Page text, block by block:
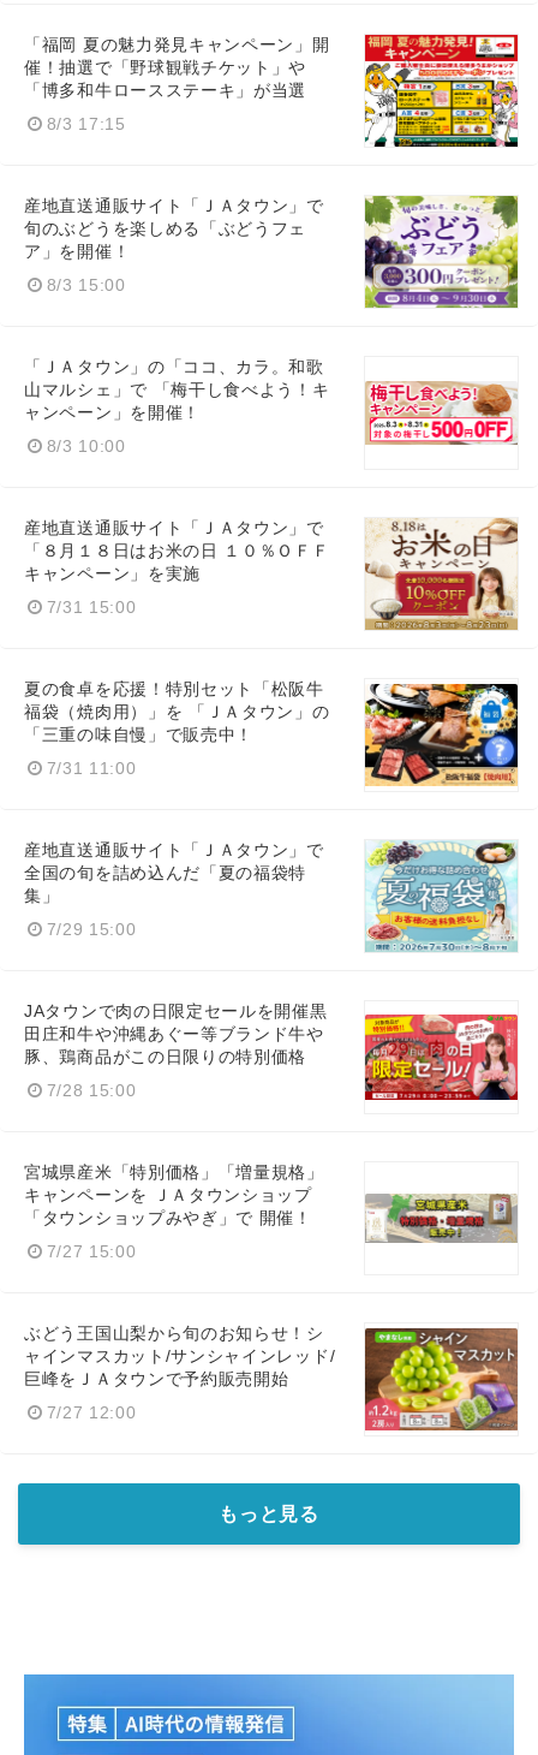
「福岡 夏の魅力発見キャンペーン」開
催！抽選で「野球観戦チケット」や
「博多和牛ロースステーキ」が当選
8/3 17:15
産地直送通販サイト「ＪＡタウン」で
旬のぶどうを楽しめる「ぶどうフェ
ア」を開催！
8/3 15:00
「ＪＡタウン」の「ココ、カラ。和歌
山マルシェ」で 「梅干し食べよう！キ
ャンペーン」を開催！
8/3 10:00
産地直送通販サイト「ＪＡタウン」で
「８月１８日はお米の日 １０％ＯＦＦ
キャンペーン」を実施
7/31 15:00
夏の食卓を応援！特別セット「松阪牛
福袋（焼肉用）」を 「ＪＡタウン」の
「三重の味自慢」で販売中！
7/31 11:00
産地直送通販サイト「ＪＡタウン」で
全国の旬を詰め込んだ「夏の福袋特
集」
7/29 15:00
JAタウンで肉の日限定セールを開催黒
田庄和牛や沖縄あぐー等ブランド牛や
豚、鶏商品がこの日限りの特別価格
7/28 15:00
宮城県産米「特別価格」「増量規格」
キャンペーンを ＪＡタウンショップ
「タウンショップみやぎ」で 開催！
7/27 15:00
ぶどう王国山梨から旬のお知らせ！シ
ャインマスカット/サンシャインレッド/
巨峰をＪＡタウンで予約販売開始
7/27 12:00
もっと見る